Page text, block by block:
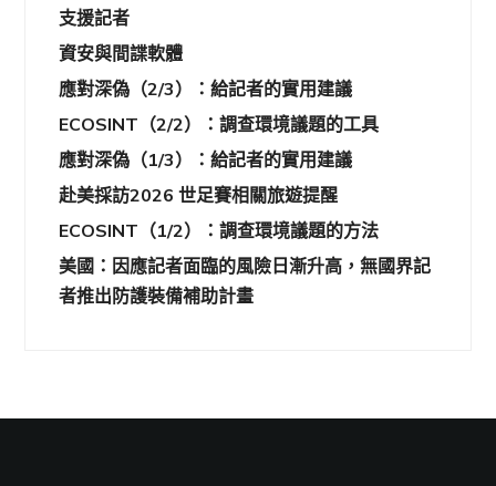
支援記者
資安與間諜軟體
應對深偽（2/3）：給記者的實用建議
ECOSINT（2/2）：調查環境議題的工具
應對深偽（1/3）：給記者的實用建議
赴美採訪2026 世足賽相關旅遊提醒
ECOSINT（1/2）：調查環境議題的方法
美國：因應記者面臨的風險日漸升高，無國界記
者推出防護裝備補助計畫